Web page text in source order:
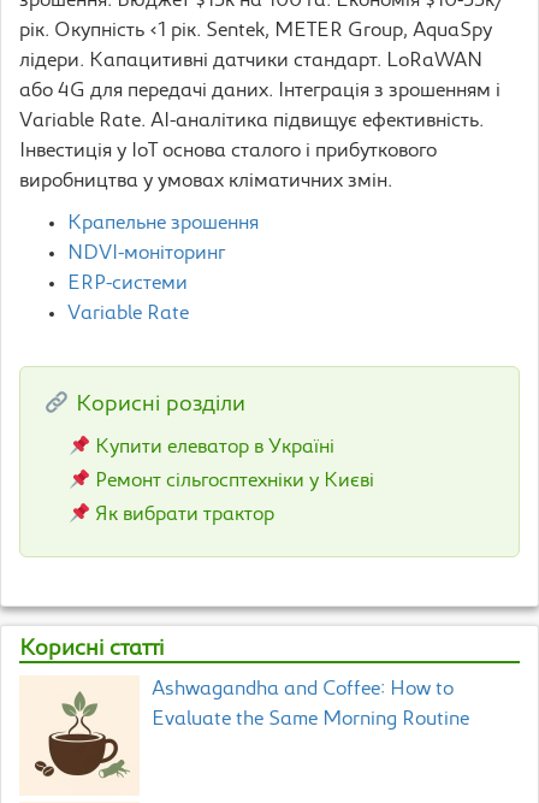
рік. Окупність <1 рік. Sentek, METER Group, AquaSpy
лідери. Капацитивні датчики стандарт. LoRaWAN
або 4G для передачі даних. Інтеграція з зрошенням і
Variable Rate. AI-аналітика підвищує ефективність.
Інвестиція у IoT основа сталого і прибуткового
виробництва у умовах кліматичних змін.
Крапельне зрошення
NDVI-моніторинг
ERP-системи
Variable Rate
Корисні розділи
Купити елеватор в Україні
Ремонт сільгосптехніки у Києві
Як вибрати трактор
Корисні статті
Ashwagandha and Coffee: How to
Evaluate the Same Morning Routine